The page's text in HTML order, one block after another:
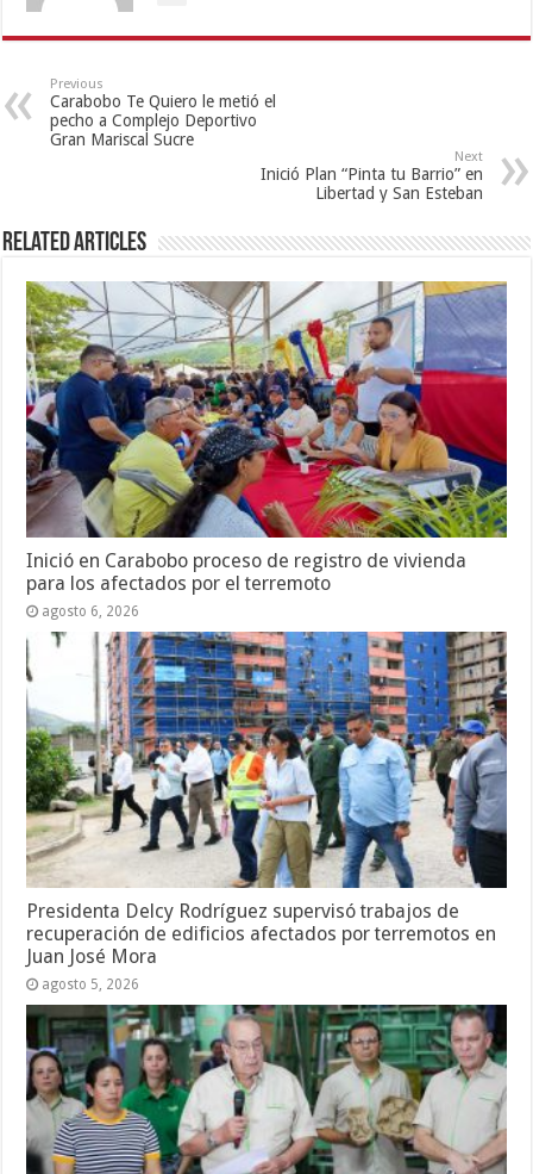
Previous
Carabobo Te Quiero le metió el
pecho a Complejo Deportivo
Gran Mariscal Sucre
Next
Inició Plan “Pinta tu Barrio” en
Libertad y San Esteban
Related Articles
Inició en Carabobo proceso de registro de vivienda
para los afectados por el terremoto
agosto 6, 2026
Presidenta Delcy Rodríguez supervisó trabajos de
recuperación de edificios afectados por terremotos en
Juan José Mora
agosto 5, 2026